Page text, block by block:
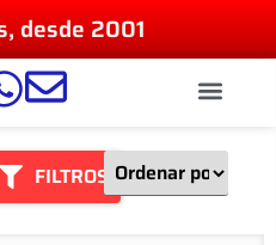
desde 2001
FILTROS